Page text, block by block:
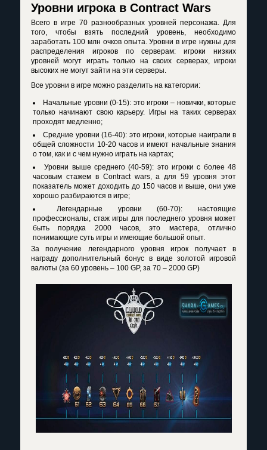
Уровни игрока в Contract Wars
Всего в игре 70 разнообразных уровней персонажа. Для
того, чтобы взять последний уровень, необходимо
заработать 100 млн очков опыта. Уровни в игре нужны для
распределения игроков по серверам: игроки низких
уровней могут играть только на своих серверах, игроки
высоких не могут зайти на эти серверы.
Все уровни в игре можно разделить на категории:
Начальные уровни (0-15): это игроки – новички, которые
только начинают свою карьеру. Игры на таких серверах
проходят медленно;
Средние уровни (16-40): это игроки, которые наиграли в
общей сложности 10-20 часов и имеют начальные знания
о том, как и с чем нужно играть на картах;
Уровни выше среднего (40-59): это игроки с более 48
часовым стажем в Contract wars, а для 59 уровня этот
показатель может доходить до 150 часов и выше, они уже
хорошо разбираются в игре;
Легендарные уровни (60-70): настоящие
профессионалы, стаж игры для последнего уровня может
быть порядка 2000 часов, это мастера, отлично
понимающие суть игры и имеющие большой опыт.
За получение легендарного уровня игрок получает в
награду дополнительный бонус в виде золотой игровой
валюты (за 60 уровень – 100 GP, за 70 – 2000 GP)